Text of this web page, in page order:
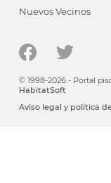
Nuevos Vecinos
© 1998-2026 - Portal
HabitatSoft
Aviso legal y política